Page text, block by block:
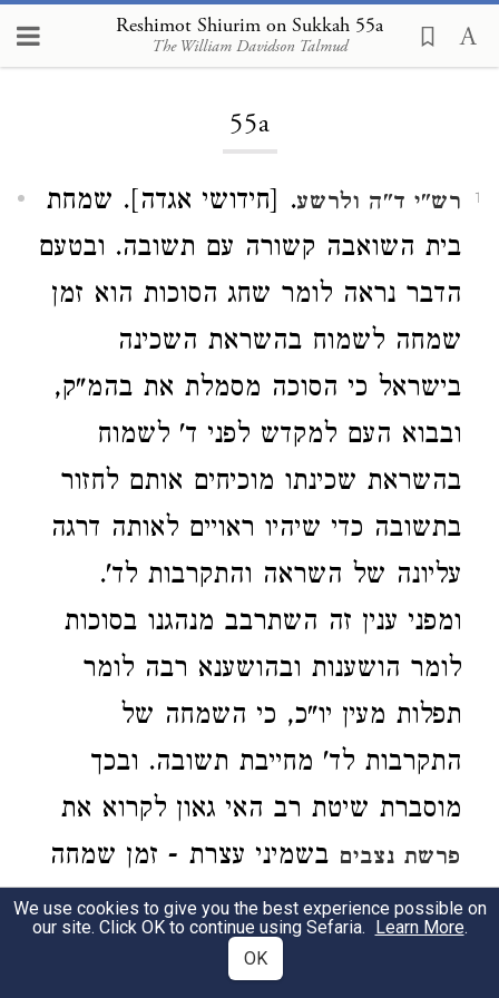
Reshimot Shiurim on Sukkah 55a
The William Davidson Talmud
Loading...
55a
1 רש"י ד"ה ולרשע. [חידושי אגדה]. שמחת
בית השואבה קשורה עם תשובה. ובטעם
הדבר נראה לומר שחג הסוכות הוא זמן
שמחה לשמוח בהשראת השכינה
בישראל כי הסוכה מסמלת את בהמ"ק,
ובבוא העם למקדש לפני ד' לשמוח
בהשראת שכינתו מוכיחים אותם לחזור
בתשובה כדי שיהיו ראויים לאותה דרגה
עליונה של השראה והתקרבות לד'.
ומפני ענין זה השתרבב מנהגנו בסוכות
לומר הושענות ובהושענא רבה לומר
תפלות מעין יו"כ, כי השמחה של
התקרבות לד' מחייבת תשובה. ובכך
מוסברת שיטת רב האי גאון לקרוא את
פרשת נצבים בשמיני עצרת - זמן שמחה
הוא זמן תשובה.
זה בוודוי מעשר, כשבעל
We use cookies to give you the best experience possible on
our site. Click OK to continue using Sefaria. Learn More.
OK